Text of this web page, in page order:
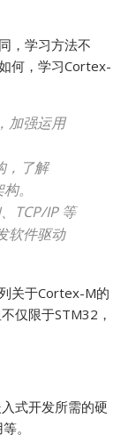
，学习方法不
何，学习Cortex-
加强运用
，了解
。
TCP/IP 等
软件驱动
关于Cortex-M的
仅限于STM32，
式开发所需的硬
。